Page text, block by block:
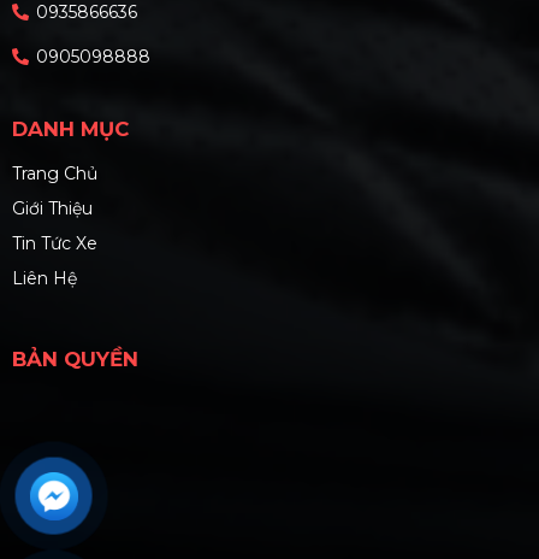
0935866636
0905098888
DANH MỤC
Trang Chủ
Giới Thiệu
Tin Tức Xe
Liên Hệ
BẢN QUYỀN